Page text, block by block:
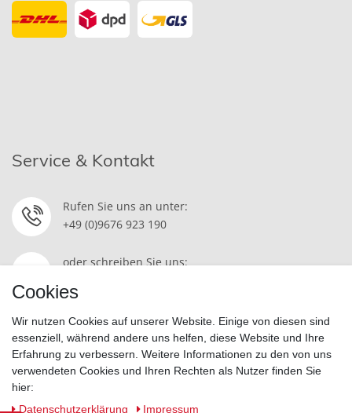
Service & Kontakt
Rufen Sie uns an unter:
+49 (0)9676 923 190
oder schreiben Sie uns:
Widerrufsrecht | Datenschutzerklärung | AGB | Impressum
Cookies
Wir nutzen Cookies auf unserer Website. Einige von diesen sind
essenziell, während andere uns helfen, diese Website und Ihre
Erfahrung zu verbessern. Weitere Informationen zu den von uns
verwendeten Cookies und Ihren Rechten als Nutzer finden Sie
hier:
Daten­schutz­erklärung
Impressum